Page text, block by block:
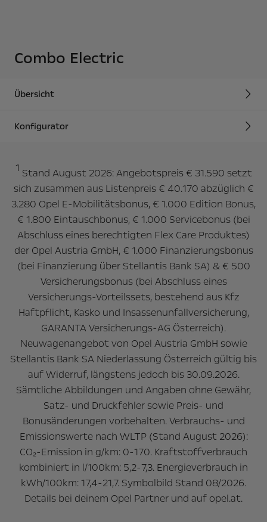
Combo Electric
Übersicht
Konfigurator
1 Stand August 2026: Angebotspreis € 31.590 setzt
sich zusammen aus Listenpreis € 40.170 abzüglich €
3.280 Opel E-Mobilitätsbonus, € 1.000 Edition Bonus,
€ 1.800 Eintauschbonus, € 1.000 Servicebonus (bei
Abschluss eines berechtigten Flex Care Produktes)
der Opel Austria GmbH, € 1.000 Finanzierungsbonus
(bei Finanzierung über Stellantis Bank SA) & € 500
Versicherungsbonus (bei Abschluss eines
Versicherungs-Vorteilssets, bestehend aus Kfz
Haftpflicht, Kasko und Insassenunfallversicherung,
GARANTA Versicherungs-AG Österreich).
Neuwagenangebot von Opel Austria GmbH sowie
Stellantis Bank SA Niederlassung Österreich gültig bis
auf Widerruf, längstens jedoch bis 30.09.2026.
Sämtliche Abbildungen und Angaben ohne Gewähr,
Satz- und Druckfehler sowie Preis- und
Bonusänderungen vorbehalten. Verbrauchs- und
Emissionswerte nach WLTP (Stand August 2026):
CO₂-Emission in g/km: 0-170. Kraftstoffverbrauch
kombiniert in l/100km: 5,2-7,3. Energieverbrauch in
kWh/100km: 17,4-21,7. Symbolbild Stand 08/2026.
Details bei deinem Opel Partner und auf opel.at.